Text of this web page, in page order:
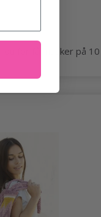
du for få masker på